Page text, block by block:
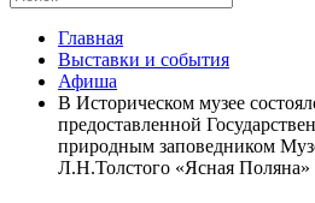
Главная
Выставки и события
Афиша
В Историческом музее
предоставленной
природным заповедником
Л.Н.Толстого «Ясная Поляна»